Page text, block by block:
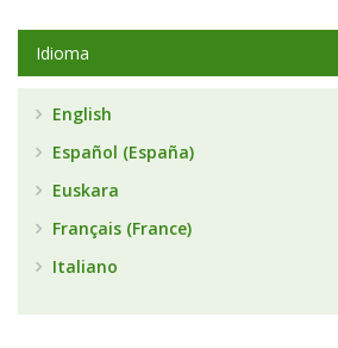
Idioma
English
Español (España)
Euskara
Français (France)
Italiano